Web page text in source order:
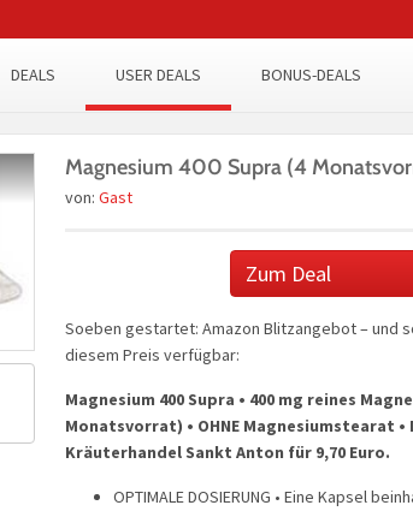
DEALS USER DEALS BONUS-DEALS
Magnesium 400 Supra (4
von: Gast
Zum Deal
Soeben gestartet: Amazon Blitzangebot – und
diesem Preis verfügbar:
Magnesium 400 Supra • 400 mg reines
Monatsvorrat) • OHNE Magnesiumstearat
Kräuterhandel Sankt Anton für 9,70 Euro.
OPTIMALE DOSIERUNG • Eine Kapsel